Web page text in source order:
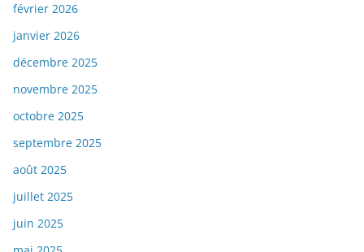
février 2026
janvier 2026
décembre 2025
novembre 2025
octobre 2025
septembre 2025
août 2025
juillet 2025
juin 2025